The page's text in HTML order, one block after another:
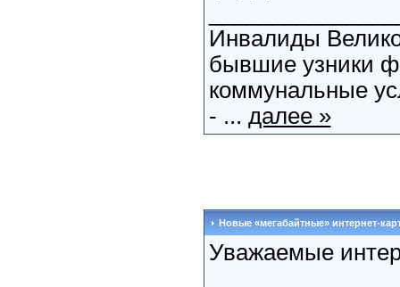
Инвалиды
бывшие узники
коммунальные
- ... далее »
Новые «мегабайтные» интернет-
Уважаемые